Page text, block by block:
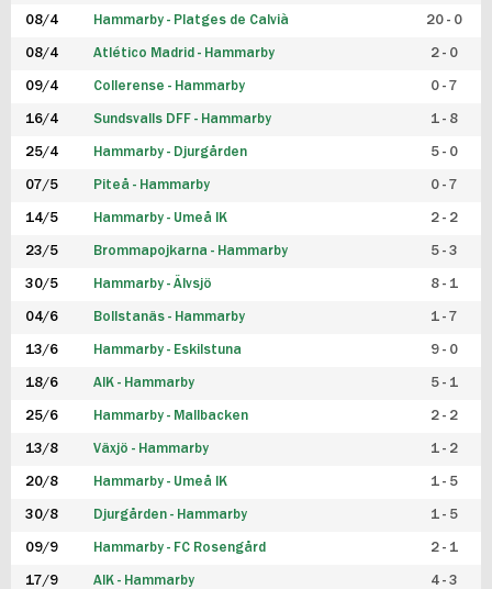
08/4 Hammarby - Platges de Calvià 20 - 0
08/4 Atlético Madrid - Hammarby 2 - 0
09/4 Collerense - Hammarby 0 - 7
16/4 Sundsvalls DFF - Hammarby 1 - 8
25/4 Hammarby - Djurgården 5 - 0
07/5 Piteå - Hammarby 0 - 7
14/5 Hammarby - Umeå IK 2 - 2
23/5 Brommapojkarna - Hammarby 5 - 3
30/5 Hammarby - Älvsjö 8 - 1
04/6 Bollstanäs - Hammarby 1 - 7
13/6 Hammarby - Eskilstuna 9 - 0
18/6 AIK - Hammarby 5 - 1
25/6 Hammarby - Mallbacken 2 - 2
13/8 Växjö - Hammarby 1 - 2
20/8 Hammarby - Umeå IK 1 - 5
30/8 Djurgården - Hammarby 1 - 5
09/9 Hammarby - FC Rosengård 2 - 1
17/9 AIK - Hammarby 4 - 3